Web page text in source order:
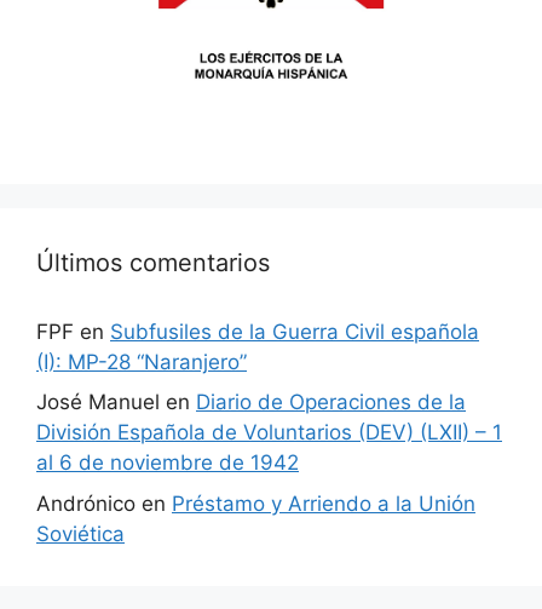
Últimos comentarios
FPF en Subfusiles de la Guerra Civil española
(I): MP-28 “Naranjero”
José Manuel en Diario de Operaciones de la
División Española de Voluntarios (DEV) (LXII) – 1
al 6 de noviembre de 1942
Andrónico en Préstamo y Arriendo a la Unión
Soviética